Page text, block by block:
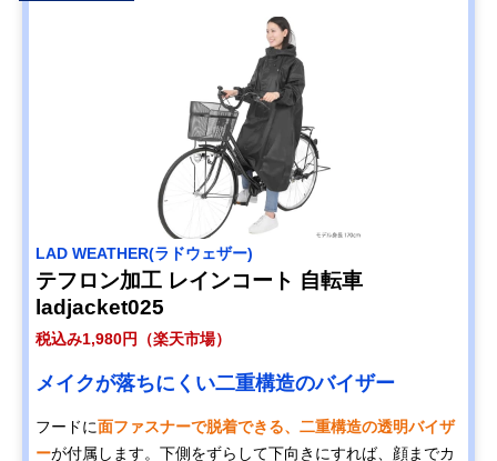
LAD WEATHER(ラドウェザー)
テフロン加工 レインコート 自転車
ladjacket025
税込み1,980円（楽天市場）
メイクが落ちにくい二重構造のバイザー
フードに面ファスナーで脱着できる、二重構造の透明バイザ
ーが付属します。下側をずらして下向きにすれば、顔までカ